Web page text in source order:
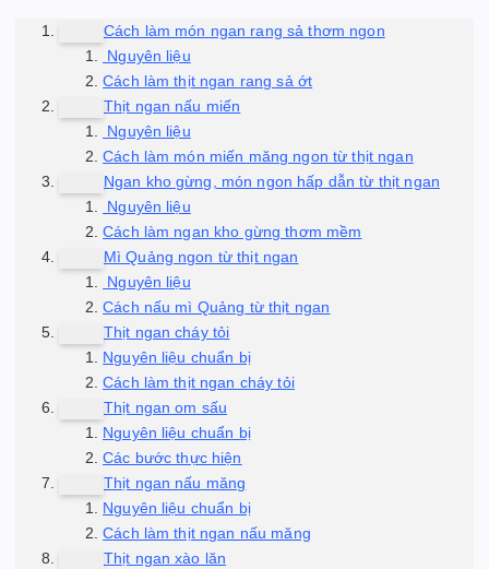
Cách làm món ngan rang sả thơm ngon
Nguyên liệu
Cách làm thịt ngan rang sả ớt
Thịt ngan nấu miến
Nguyên liệu
Cách làm món miến măng ngon từ thịt ngan
Ngan kho gừng, món ngon hấp dẫn từ thịt ngan
Nguyên liệu
Cách làm ngan kho gừng thơm mềm
Mì Quảng ngon từ thịt ngan
Nguyên liệu
Cách nấu mì Quảng từ thịt ngan
Thịt ngan cháy tỏi
Nguyên liệu chuẩn bị
Cách làm thịt ngan cháy tỏi
Thịt ngan om sấu
Nguyên liệu chuẩn bị
Các bước thực hiện
Thịt ngan nấu măng
Nguyên liệu chuẩn bị
Cách làm thịt ngan nấu măng
Thịt ngan xào lăn